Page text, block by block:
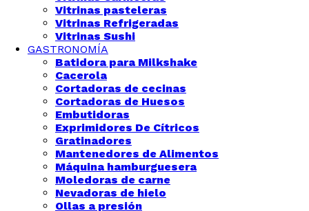
Vitrinas pasteleras
Vitrinas Refrigeradas
Vitrinas Sushi
GASTRONOMÍA
Batidora para Milkshake
Cacerola
Cortadoras de cecinas
Cortadoras de Huesos
Embutidoras
Exprimidores De Cítricos
Gratinadores
Mantenedores de Alimentos
Máquina hamburguesera
Moledoras de carne
Nevadoras de hielo
Ollas a presión